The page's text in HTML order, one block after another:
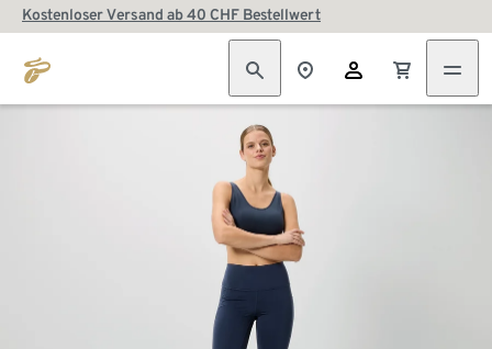
Kostenloser Versand ab 40 CHF Bestellwert